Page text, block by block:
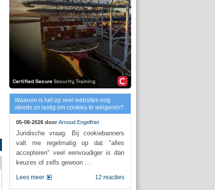
Waarom is het op veel websites nog
steeds zo lastig om cookies te weigeren?
05-08-2026 door Arnoud Engelfriet
Juridische vraag: Bij cookiebanners
valt me regelmatig op dat "alles
accepteren" veel eenvoudiger is dan
keuzes of zelfs gewoon ...
12 reacties
Lees meer